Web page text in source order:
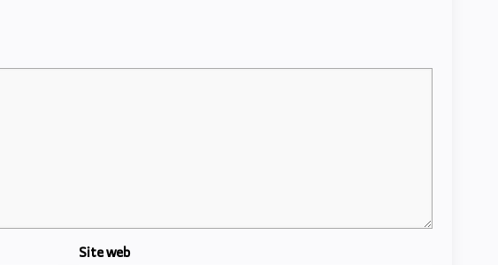
Site web